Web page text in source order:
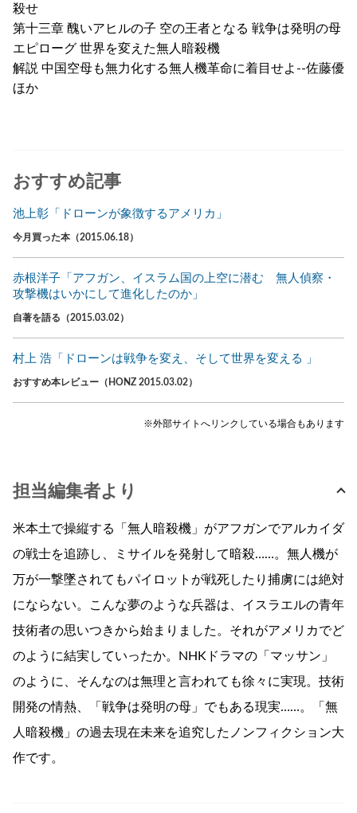
殺せ
第十三章 醜いアヒルの子 空の王者となる 戦争は発明の母
エピローグ 世界を変えた無人暗殺機
解説 中国空母も無力化する無人機革命に着目せよ--佐藤優
ほか
おすすめ記事
池上彰「ドローンが象徴するアメリカ」
今月買った本（2015.06.18）
赤根洋子「アフガン、イスラム国の上空に潜む 無人偵察・
攻撃機はいかにして進化したのか」
自著を語る（2015.03.02）
村上 浩「ドローンは戦争を変え、そして世界を変える 」
おすすめ本レビュー（HONZ 2015.03.02）
※外部サイトへリンクしている場合もあります
担当編集者より
米本土で操縦する「無人暗殺機」がアフガンでアルカイダ
の戦士を追跡し、ミサイルを発射して暗殺……。無人機が
万が一撃墜されてもパイロットが戦死したり捕虜には絶対
にならない。こんな夢のような兵器は、イスラエルの青年
技術者の思いつきから始まりました。それがアメリカでど
のように結実していったか。NHKドラマの「マッサン」
のように、そんなのは無理と言われても徐々に実現。技術
開発の情熱、「戦争は発明の母」でもある現実……。「無
人暗殺機」の過去現在未来を追究したノンフィクション大
作です。